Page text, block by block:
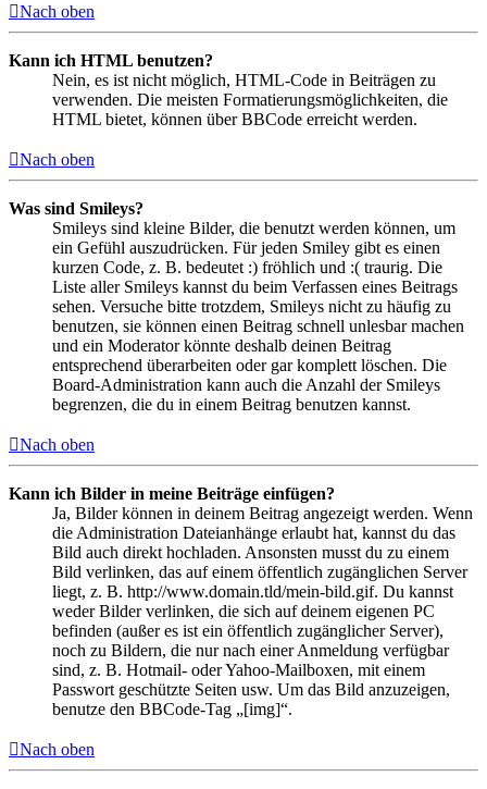
Nach oben
Kann ich HTML benutzen?
Nein, es ist nicht möglich, HTML-Code in Beiträgen zu
verwenden. Die meisten Formatierungsmöglichkeiten, die
HTML bietet, können über BBCode erreicht werden.
Nach oben
Was sind Smileys?
Smileys sind kleine Bilder, die benutzt werden können, um
ein Gefühl auszudrücken. Für jeden Smiley gibt es einen
kurzen Code, z. B. bedeutet :) fröhlich und :( traurig. Die
Liste aller Smileys kannst du beim Verfassen eines Beitrags
sehen. Versuche bitte trotzdem, Smileys nicht zu häufig zu
benutzen, sie können einen Beitrag schnell unlesbar machen
und ein Moderator könnte deshalb deinen Beitrag
entsprechend überarbeiten oder gar komplett löschen. Die
Board-Administration kann auch die Anzahl der Smileys
begrenzen, die du in einem Beitrag benutzen kannst.
Nach oben
Kann ich Bilder in meine Beiträge einfügen?
Ja, Bilder können in deinem Beitrag angezeigt werden. Wenn
die Administration Dateianhänge erlaubt hat, kannst du das
Bild auch direkt hochladen. Ansonsten musst du zu einem
Bild verlinken, das auf einem öffentlich zugänglichen Server
liegt, z. B. http://www.domain.tld/mein-bild.gif. Du kannst
weder Bilder verlinken, die sich auf deinem eigenen PC
befinden (außer es ist ein öffentlich zugänglicher Server),
noch zu Bildern, die nur nach einer Anmeldung verfügbar
sind, z. B. Hotmail- oder Yahoo-Mailboxen, mit einem
Passwort geschützte Seiten usw. Um das Bild anzuzeigen,
benutze den BBCode-Tag „[img]“.
Nach oben